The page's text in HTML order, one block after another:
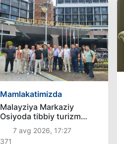
Mamlakatimizda
Malayziya Markaziy
Osiyoda tibbiy turizm
yoʻnalishi sifatidagi
mavqeini
7 avg 2026, 17:27
371